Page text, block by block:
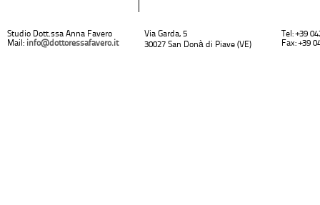
Studio Dott.ssa Anna Favero
Mail: info@dottoressafavero.it
Via Garda, 5
30027 San Donà di Piave (VE)
Tel: +39
Fax: +39